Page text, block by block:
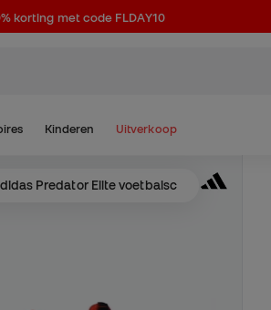
korting met code FLDAY10
Kinderen Uitverkoop
Predator Elite voetbalschoenen